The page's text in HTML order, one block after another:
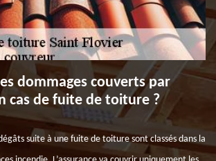
dommages couverts par
cas de fuite de toiture ?
suite à une fuite de toiture sont classés dans la